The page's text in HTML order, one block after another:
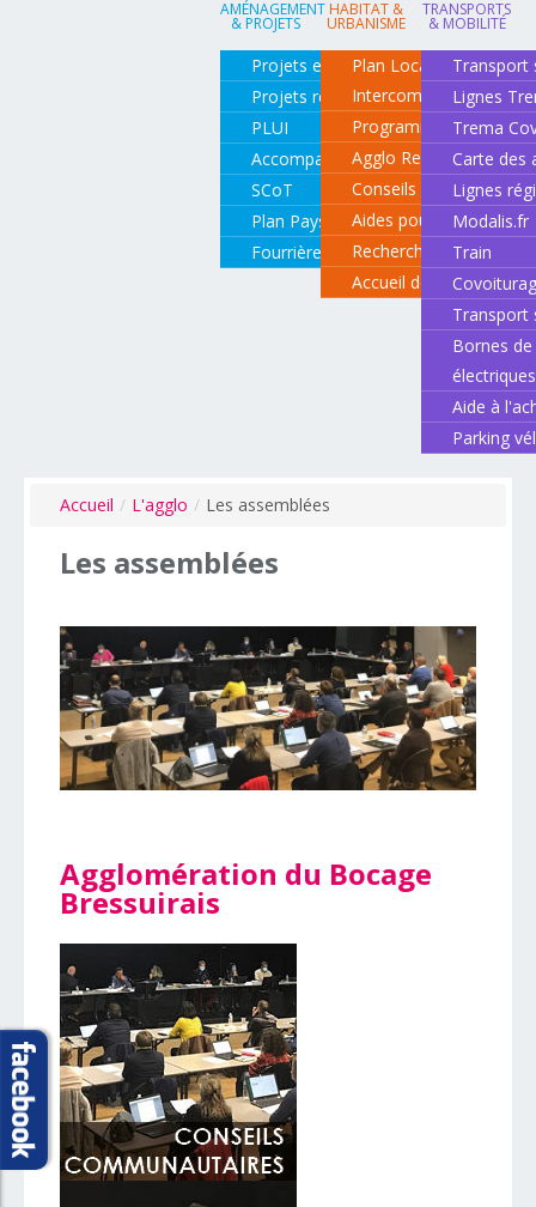
AMÉNAGEMENT
& PROJETS
Projets en cours
Projets réalisés
PLUI
Accompagnement de projets
SCoT
Plan Paysage
Fourrière animale
HABITAT &
URBANISME
Plan Local d'Urbanisme
Intercommunal
Programme local de
Agglo Renov
Conseils pour rénover
Aides pour rénover
Recherche d'un
Accueil des gens du
TRANSPORTS
& MOBILITÉ
Transport
Lignes
Trema
Carte des
Lignes
Modalis.fr
Train
Transport
Bornes
électriques
Aide à
Parking
Accueil / L'agglo / Les assemblées
Les assemblées
Agglomération du Bocage
Bressuirais